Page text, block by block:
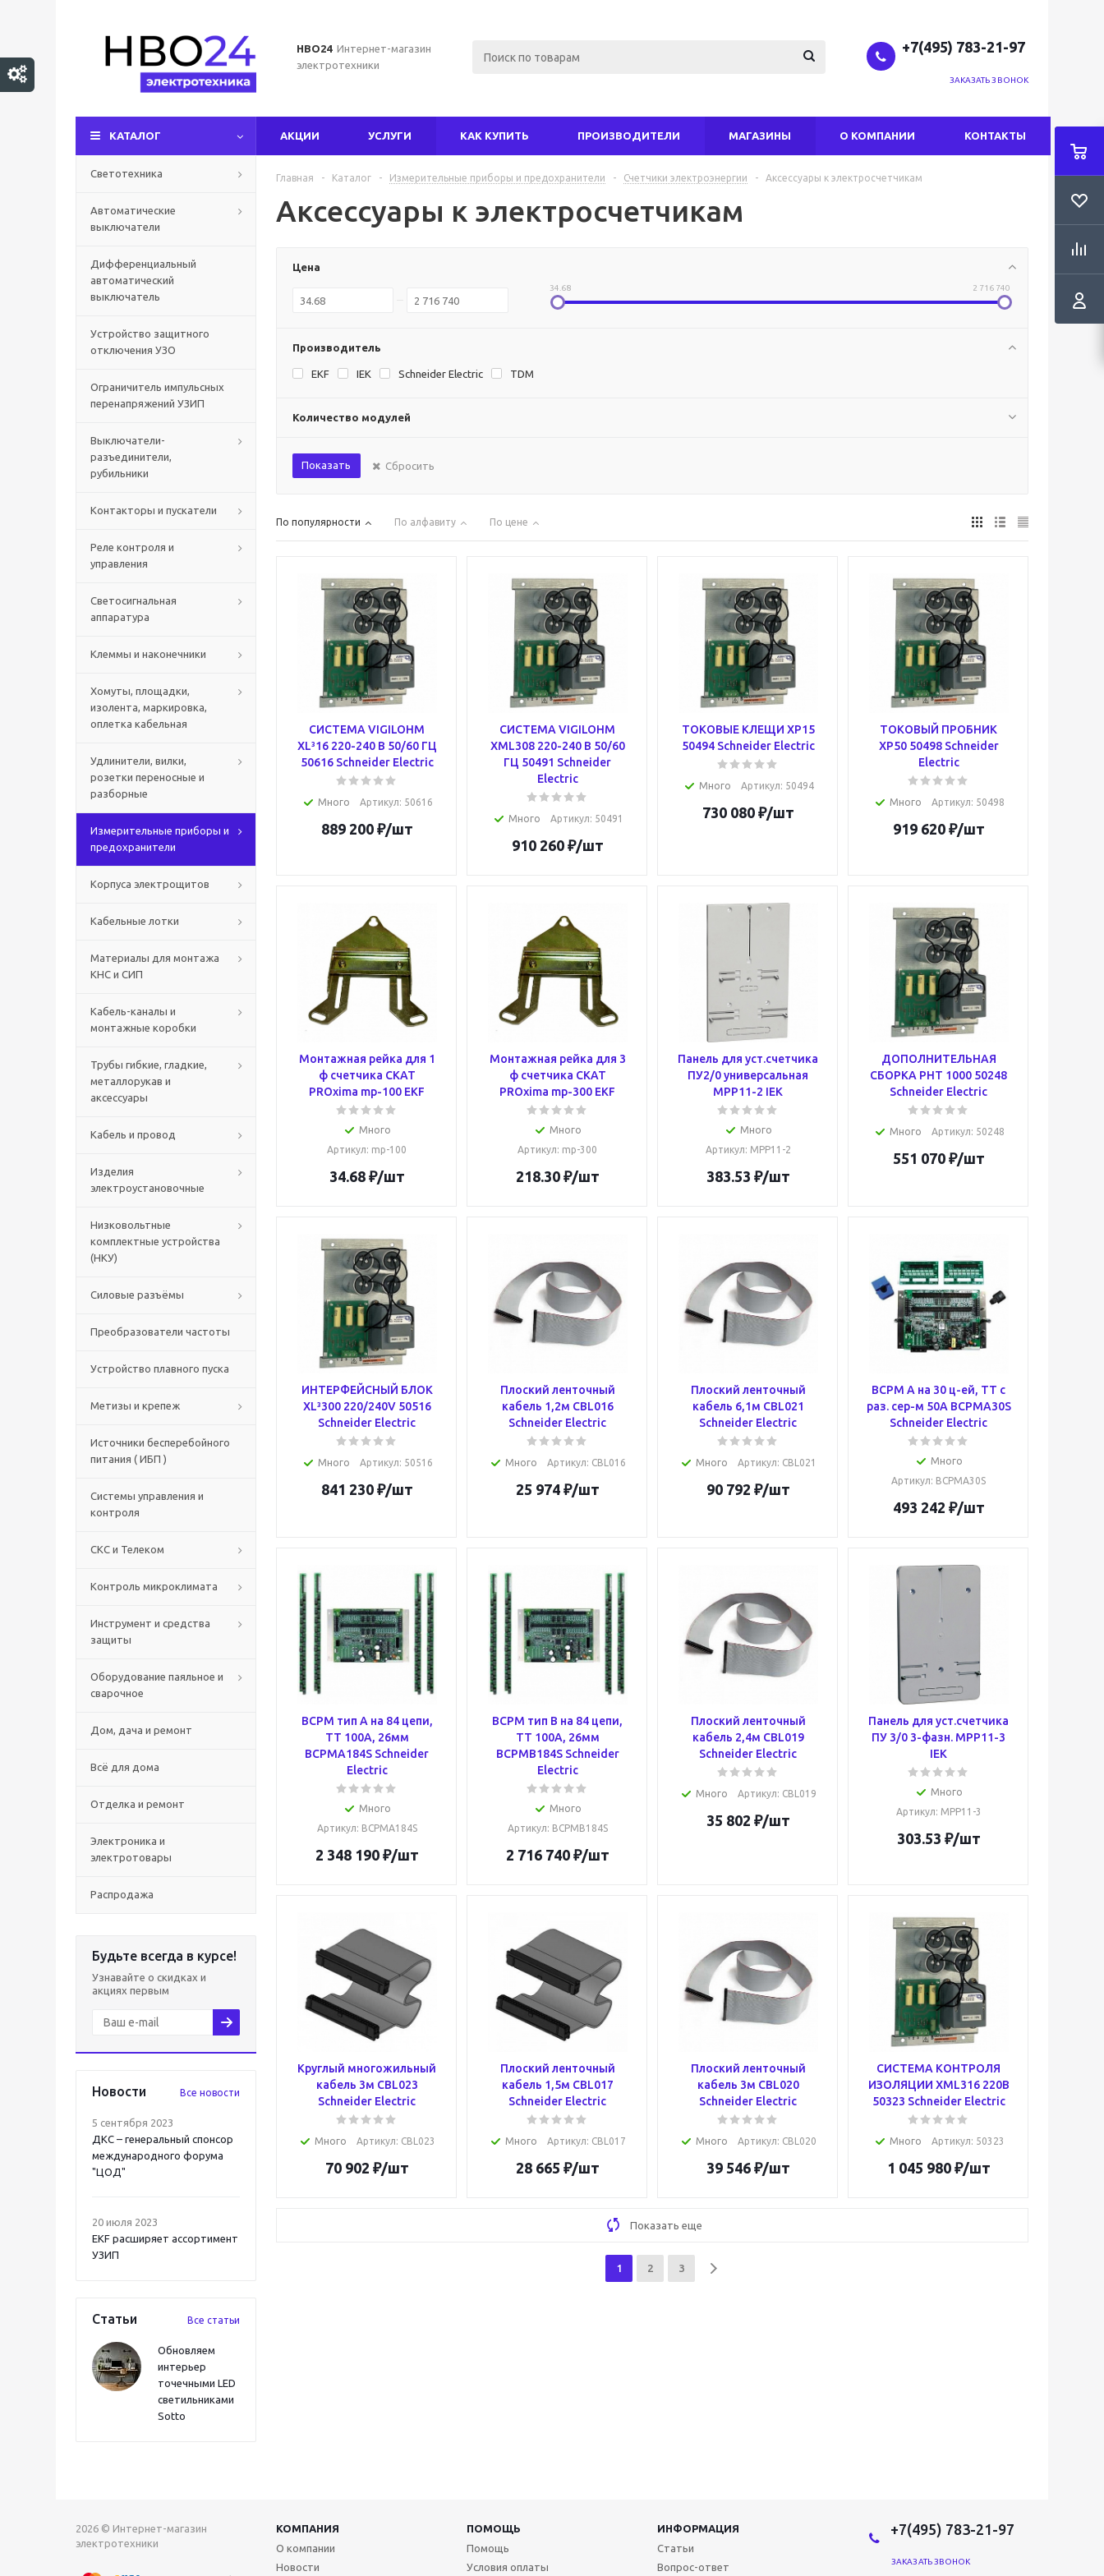
НВО24 Интернет-магазин
электротехники
+7(495) 783-21-97
ЗАКАЗАТЬ ЗВОНОК
КАТАЛОГ АКЦИИ УСЛУГИ КАК КУПИТЬ ПРОИЗВОДИТЕЛИ МАГАЗИНЫ О КОМПАНИИ КОНТАКТЫ
Светотехника
Автоматические
выключатели
Дифференциальный
автоматический
выключатель
Устройство защитного
отключения УЗО
Ограничитель импульсных
перенапряжений УЗИП
Выключатели-
разъединители,
рубильники
Контакторы и пускатели
Реле контроля и
управления
Светосигнальная
аппаратура
Клеммы и наконечники
Хомуты, площадки,
изолента, маркировка,
оплетка кабельная
Удлинители, вилки,
розетки переносные и
разборные
Измерительные приборы и
предохранители
Корпуса электрощитов
Кабельные лотки
Материалы для монтажа
КНС и СИП
Кабель-каналы и
монтажные коробки
Трубы гибкие, гладкие,
металлорукав и
аксессуары
Кабель и провод
Изделия
электроустановочные
Низковольтные
комплектные устройства
(НКУ)
Силовые разъёмы
Преобразователи частоты
Устройство плавного пуска
Метизы и крепеж
Источники бесперебойного
питания ( ИБП )
Системы управления и
контроля
СКС и Телеком
Контроль микроклимата
Инструмент и средства
защиты
Оборудование паяльное и
сварочное
Дом, дача и ремонт
Всё для дома
Отделка и ремонт
Электроника и
электротовары
Распродажа
Будьте всегда в курсе!
Узнавайте о скидках и
акциях первым
Новости Все новости
5 сентября 2023
ДКС – генеральный спонсор
международного форума
"ЦОД"
20 июля 2023
EKF расширяет ассортимент
УЗИП
Статьи Все статьи
Обновляем
интерьер
точечными LED
светильниками
Sotto
Главная - Каталог - Измерительные приборы и предохранители - Счетчики электроэнергии - Аксессуары к электросчетчикам
Аксессуары к электросчетчикам
Цена
34.68 2 716 740
Производитель
EKF IEK Schneider Electric TDM
Количество модулей
Показать Сбросить
По популярности По алфавиту По цене
СИСТЕМА VIGILOHM
XL³16 220-240 В 50/60 ГЦ
50616 Schneider Electric
Много Артикул: 50616
889 200₽/шт
СИСТЕМА VIGILOHM
XML308 220-240 В 50/60
ГЦ 50491 Schneider
Electric
Много Артикул: 50491
910 260₽/шт
ТОКОВЫЕ КЛЕЩИ XP15
50494 Schneider Electric
Много Артикул: 50494
730 080₽/шт
ТОКОВЫЙ ПРОБНИК
ХР50 50498 Schneider
Electric
Много Артикул: 50498
919 620₽/шт
Монтажная рейка для 1
ф счетчика СКАТ
PROxima mp-100 EKF
Много
Артикул: mp-100
34.68₽/шт
Монтажная рейка для 3
ф счетчика СКАТ
PROxima mp-300 EKF
Много
Артикул: mp-300
218.30₽/шт
Панель для уст.счетчика
ПУ2/0 универсальная
MPP11-2 IEK
Много
Артикул: MPP11-2
383.53 ₽/шт
ДОПОЛНИТЕЛЬНАЯ
СБОРКА PHT 1000 50248
Schneider Electric
Много Артикул: 50248
551 070₽/шт
ИНТЕРФЕЙСНЫЙ БЛОК
XL³300 220/240V 50516
Schneider Electric
Много Артикул: 50516
841 230₽/шт
Плоский ленточный
кабель 1,2м CBL016
Schneider Electric
Много Артикул: CBL016
25 974₽/шт
Плоский ленточный
кабель 6,1м CBL021
Schneider Electric
Много Артикул: CBL021
90 792 ₽/шт
BCPM A на 30 ц-ей, ТТ с
раз. сер-м 50А BCPMA30S
Schneider Electric
Много
Артикул: BCPMA30S
493 242 ₽/шт
BCPM тип A на 84 цепи,
ТТ 100А, 26мм
BCPMA184S Schneider
Electric
Много
Артикул: BCPMA184S
2 348 190₽/шт
BCPM тип B на 84 цепи,
ТТ 100А, 26мм
BCPMB184S Schneider
Electric
Много
Артикул: BCPMB184S
2 716 740₽/шт
Плоский ленточный
кабель 2,4м CBL019
Schneider Electric
Много Артикул: CBL019
35 802 ₽/шт
Панель для уст.счетчика
ПУ 3/0 3-фазн. MPP11-3
IEK
Много
Артикул: MPP11-3
303.53 ₽/шт
Круглый многожильный
кабель 3м CBL023
Schneider Electric
Много Артикул: CBL023
70 902 ₽/шт
Плоский ленточный
кабель 1,5м CBL017
Schneider Electric
Много Артикул: CBL017
28 665 ₽/шт
Плоский ленточный
кабель 3м CBL020
Schneider Electric
Много Артикул: CBL020
39 546₽/шт
СИСТЕМА КОНТРОЛЯ
ИЗОЛЯЦИИ XML316 220В
50323 Schneider Electric
Много Артикул: 50323
1 045 980₽/шт
Показать еще
1 2 3
2026 © Интернет-магазин
электротехники
КОМПАНИЯ ПОМОЩЬ
ИНФОРМАЦИЯ
О компании
Новости
Помощь
Условия оплаты
Статьи
Вопрос-ответ
+7(495) 783-21-97
ЗАКАЗАТЬ ЗВОНОК